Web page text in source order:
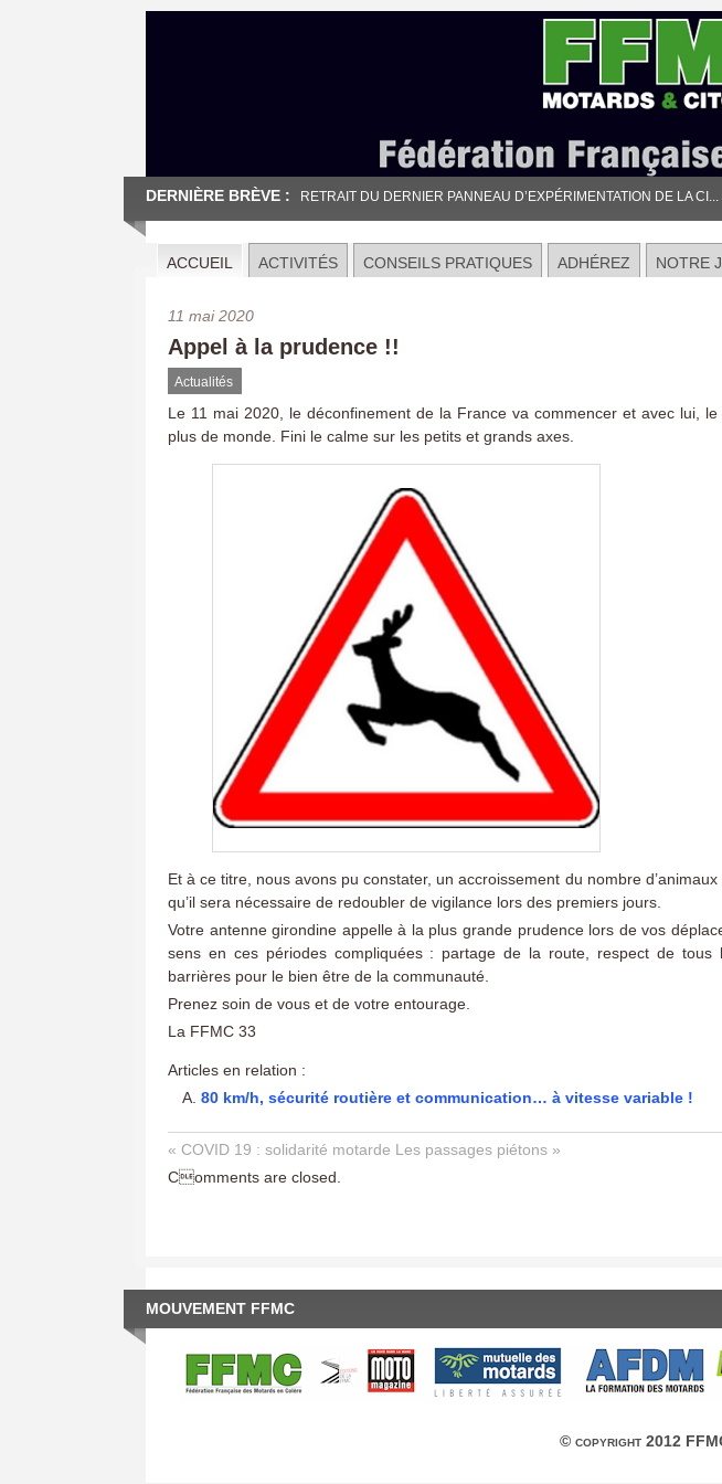
DERNIÈRE BRÈVE : RETRAIT DU DERNIER PANNEAU D’EXPÉRIMENTATION DE LA CI...
ACCUEIL ACTIVITÉS CONSEILS PRATIQUES ADHÉREZ NOTRE
11 mai 2020
Appel à la prudence !!
Actualités
Le 11 mai 2020, le déconfinement de la France va commencer et avec lui,
plus de monde. Fini le calme sur les petits et grands axes.
Et à ce titre, nous avons pu constater, un accroissement du nombre
qu’il sera nécessaire de redoubler de vigilance lors des premiers jours.
Votre antenne girondine appelle à la plus grande prudence lors de vos
sens en ces périodes compliquées : partage de la route, respect de tous
barrières pour le bien être de la communauté.
Prenez soin de vous et de votre entourage.
La FFMC 33
Articles en relation :
80 km/h, sécurité routière et communication… à vitesse variable !
« COVID 19 : solidarité motarde Les passages piétons »
Comments are closed.
MOUVEMENT FFMC
© copyright 2012